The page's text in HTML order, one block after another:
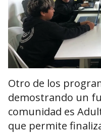
Otro de los
demostrando un
comunidad es
que permite